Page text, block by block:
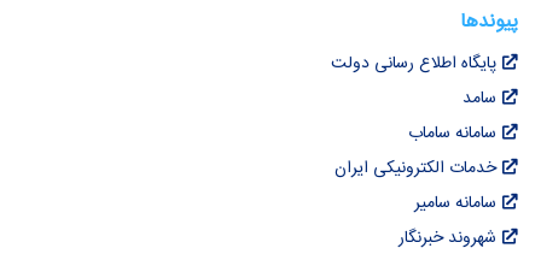
پیوندها
پایگاه اطلاع رسانی دولت
سامد
سامانه ساماب
خدمات الکترونیکی ایران
سامانه سامیر
شهروند خبرنگار